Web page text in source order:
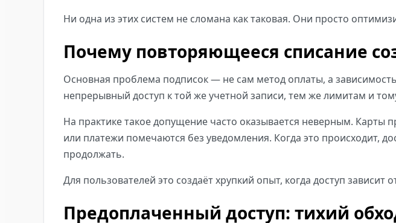
Ни одна из этих систем не сломана как таковая. Они просто
Почему повторяющееся списание
Основная проблема подписок — не сам метод оплаты, а
непрерывный доступ к той же учетной записи, тем же лимитам и
На практике такое допущение часто оказывается неверным.
или платежи помечаются без уведомления. Когда это происходит,
продолжать.
Для пользователей это создаёт хрупкий опыт, когда доступ
Предоплаченный доступ: тихий